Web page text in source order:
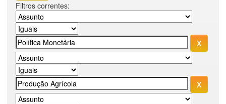
Filtros correntes: